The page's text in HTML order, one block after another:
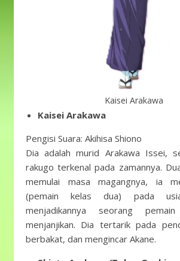
Kaisei Arakawa
Kaisei Arakawa
Pengisi Suara: Akihisa Shiono
Dia adalah murid Arakawa Issei,
rakugo terkenal pada zamannya.
memulai masa magangnya, ia
(pemain kelas dua) pada
menjadikannya seorang
menjanjikan. Dia tertarik pada
berbakat, dan mengincar Akane.